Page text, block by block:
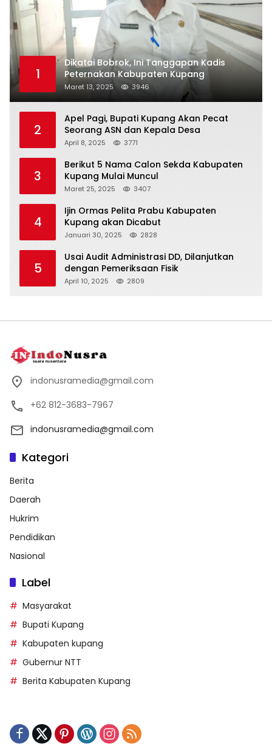
1
Dikatai Bobrok, Ini Tanggapan Kadis
Peternakan Kabupaten Kupang
Maret 13, 2025 3946
2
Apel Pagi, Bupati Kupang Akan Pecat
Seorang ASN dan Kepala Desa
April 8, 2025 3771
3
Berikut 5 Nama Calon Sekda Kabupaten
Kupang Mulai Muncul
Maret 25, 2025 3407
4
Ijin Ormas Pelita Prabu Kabupaten
Kupang akan Dicabut
Januari 30, 2025 2828
5
Usai Audit Administrasi DD, Dilanjutkan
dengan Pemeriksaan Fisik
April 10, 2025 2809
indonusramedia@gmail.com
+62 812-3683-7967
indonusramedia@gmail.com
Kategori
Berita
Daerah
Hukrim
Pendidikan
Nasional
Label
Masyarakat
Bupati Kupang
Kabupaten kupang
Gubernur NTT
Berita Kabupaten Kupang